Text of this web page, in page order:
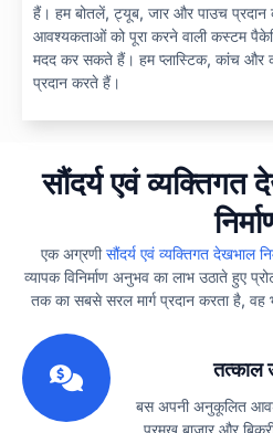
हैं। हम बोतलें, ट्यूब, जार और पाउच
आवश्यकताओं को पूरा करने वाली कस्टम
मदद कर सकते हैं। हम प्लास्टिक, कांच और
प्रदान करते हैं।
सौंदर्य एवं व्यक्तिगत
एक अग्रणीसौंदर्य एवं व्यक्तिगत देखभाल
व्यापक विनिर्माण अनुभव का लाभ उठाते हुए
तक का सबसे सरल मार्ग प्रदान करता है, वह
तत्काल
बस अपनी अनुकूलित